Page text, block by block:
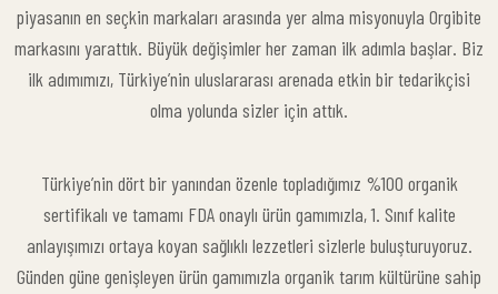
piyasanın en seçkin markaları arasında yer alma misyonuyla Orgibite
markasını yarattık. Büyük değişimler her zaman ilk adımla başlar. Biz
ilk adımımızı, Türkiye’nin uluslararası arenada etkin bir tedarikçisi
olma yolunda sizler için attık.
Türkiye’nin dört bir yanından özenle topladığımız %100 organik
sertifikalı ve tamamı FDA onaylı ürün gamımızla, 1. Sınıf kalite
anlayışımızı ortaya koyan sağlıklı lezzetleri sizlerle buluşturuyoruz.
Günden güne genişleyen ürün gamımızla organik tarım kültürüne sahip